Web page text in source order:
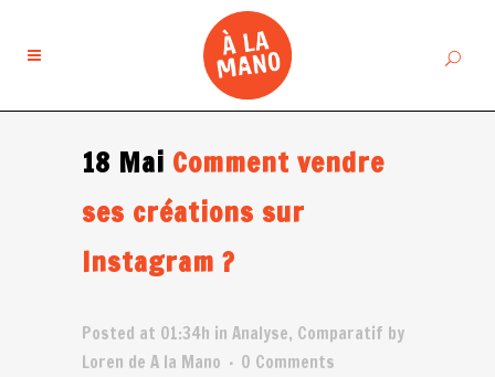
18 Mai Comment vendre
ses créations sur
Instagram ?
Posted at 01:34h in Analyse, Comparatif by
Loren de A la Mano
0 Comments